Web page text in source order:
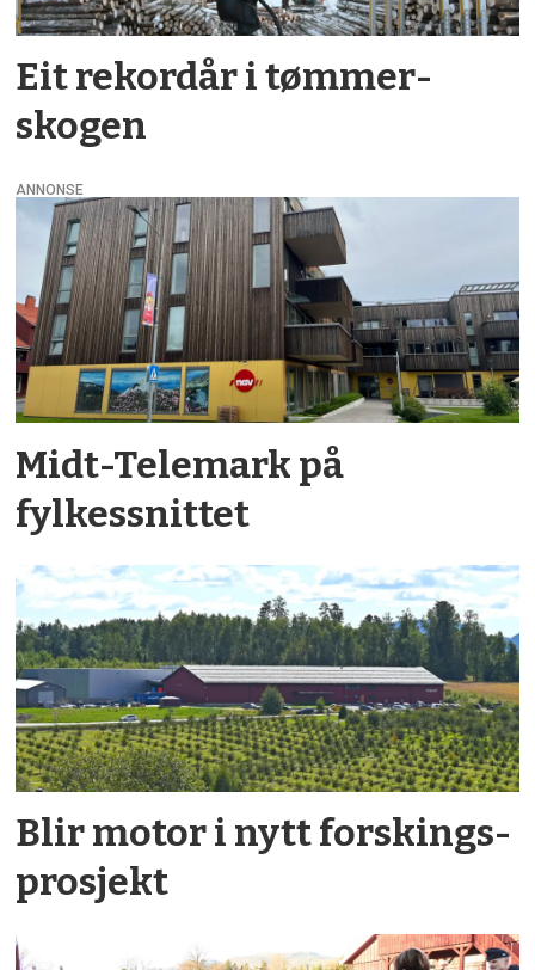
Eit rekord­år i tømmer­
skogen
ANNONSE
Midt-Telemark på
fylkessnittet
Blir motor i nytt forskings­
prosjekt